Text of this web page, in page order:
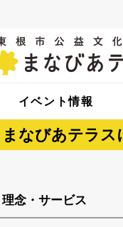
イベント情報
まなびあテラス
理念・サービス